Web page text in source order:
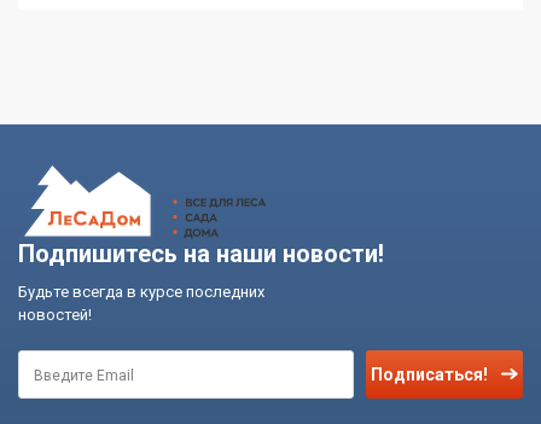
Подпишитесь на наши новости!
Будьте всегда в курсе последних
новостей!
Подписаться!